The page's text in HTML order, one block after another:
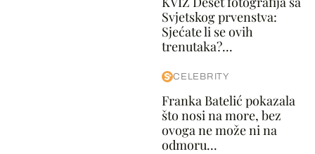
Svjetskog prvenstva:
Sjećate li se ovih
trenutaka?...
CELEBRITY
Franka Batelić pokazala
što nosi na more, bez
ovoga ne može ni na
odmoru...